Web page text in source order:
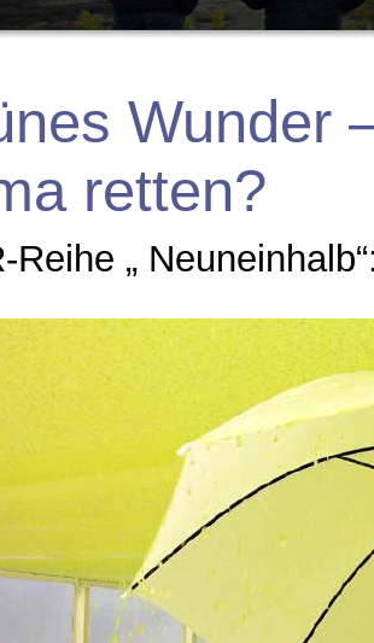
Wunder
retten?
Reihe „